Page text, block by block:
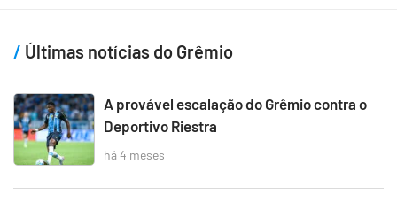
Últimas notícias do Grêmio
A provável escalação do Grêmio contra o
Deportivo Riestra
há 4 meses